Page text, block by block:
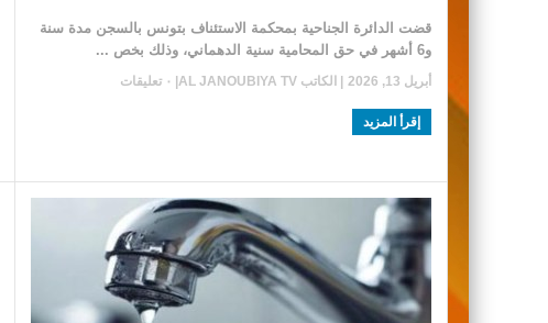
قضت الدائرة الجناحية بمحكمة الاستئناف بتونس بالسجن مدة سنة
و6 أشهر في حق المحامية سنية الدهماني، وذلك بخص ...
أبريل 13, 2026 | الكاتب AL JANOUBIYA TV
|
إقرأ المزيد